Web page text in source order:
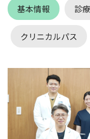
基本情報 診
クリニカルパス